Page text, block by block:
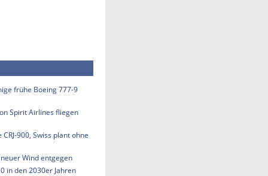
frühe Boeing 777-9
Spirit Airlines fliegen
900, Swiss plant ohne
Wind entgegen
in den 2030er Jahren